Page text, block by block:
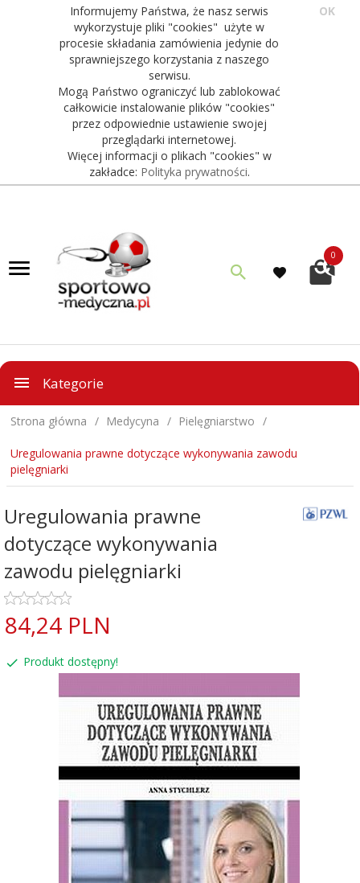
Informujemy Państwa, że nasz serwis
wykorzystuje pliki "cookies" użyte w
procesie składania zamówienia jedynie do
sprawniejszego korzystania z naszego
serwisu.
Mogą Państwo ograniczyć lub zablokować
całkowicie instalowanie plików "cookies"
przez odpowiednie ustawienie swojej
przeglądarki internetowej.
Więcej informacji o plikach "cookies" w
zakładce: Polityka prywatności.
OK
0
Kategorie
Strona główna Medycyna Pielęgniarstwo
Uregulowania prawne dotyczące wykonywania zawodu
pielęgniarki
Uregulowania prawne
dotyczące wykonywania
zawodu pielęgniarki
84,24 PLN
Produkt dostępny!